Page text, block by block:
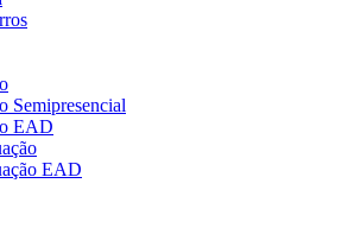
Semipresencial
EAD
EAD